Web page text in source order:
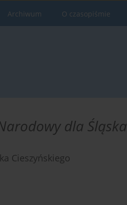
Archiwum O czasopiśmie
dla Śląska
Cieszyńskiego